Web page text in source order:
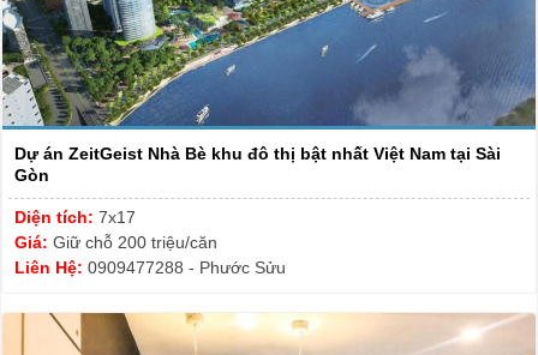
Dự án ZeitGeist Nhà Bè khu đô thị bật nhất Việt Nam tại Sài
Gòn
Diện tích: 7x17
Giá: Giữ chỗ 200 triệu/căn
Liên Hệ: 0909477288 - Phước Sửu